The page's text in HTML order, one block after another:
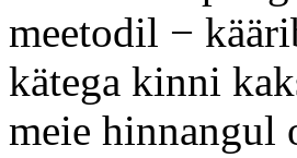
meetodil −
kätega kinni
meie hinnangul